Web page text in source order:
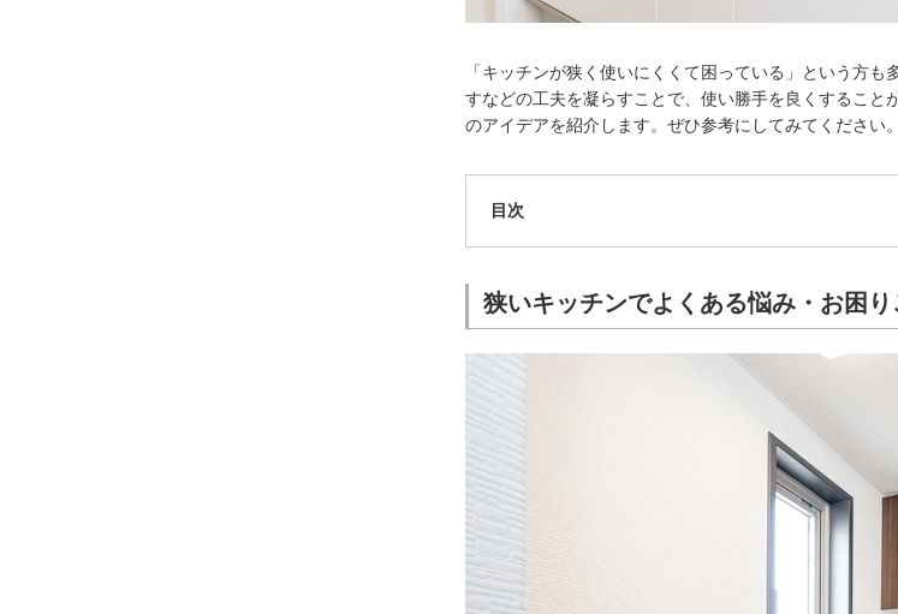
「キッチンが狭く使いにくくて困っている」という方
すなどの工夫を凝らすことで、使い勝手を良くするこ
のアイデアを紹介します。ぜひ参考にしてみてください。
目次
狭いキッチンでよくある悩み・お困り